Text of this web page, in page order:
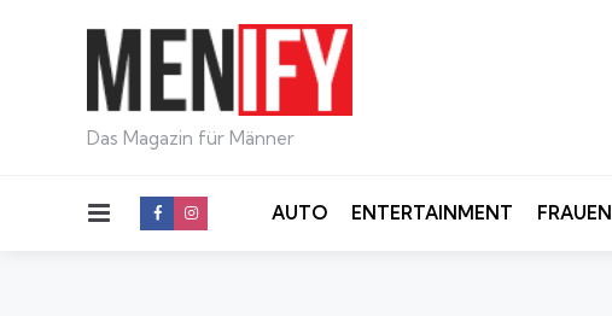
Das Magazin für Männer
Menu AUTO ENTERTAINMENT FRAUEN